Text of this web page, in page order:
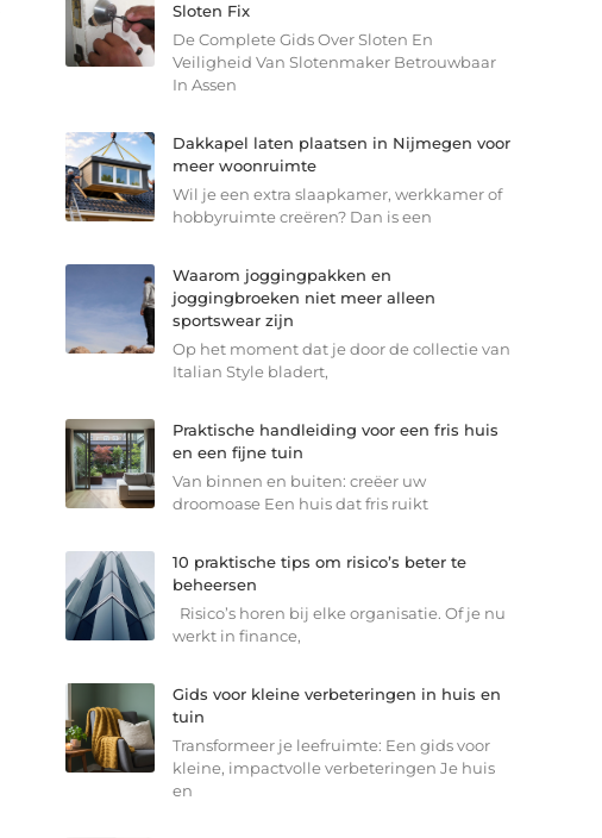
Sloten Fix
De Complete Gids Over Sloten En
Veiligheid Van Slotenmaker Betrouwbaar
In Assen
Dakkapel laten plaatsen in Nijmegen voor
meer woonruimte
Wil je een extra slaapkamer, werkkamer of
hobbyruimte creëren? Dan is een
Waarom joggingpakken en
joggingbroeken niet meer alleen
sportswear zijn
Op het moment dat je door de collectie van
Italian Style bladert,
Praktische handleiding voor een fris huis
en een fijne tuin
Van binnen en buiten: creëer uw
droomoase Een huis dat fris ruikt
10 praktische tips om risico’s beter te
beheersen
Risico’s horen bij elke organisatie. Of je nu
werkt in finance,
Gids voor kleine verbeteringen in huis en
tuin
Transformeer je leefruimte: Een gids voor
kleine, impactvolle verbeteringen Je huis
en